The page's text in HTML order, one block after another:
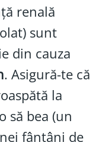
renală
sunt
din cauza
. Asigură-te că
la
să bea (un
fântâni de